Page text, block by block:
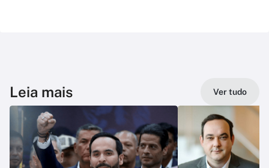
Leia mais Ver tudo